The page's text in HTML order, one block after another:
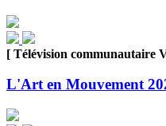
[ Télévision communautaire
L'Art en Mouvement